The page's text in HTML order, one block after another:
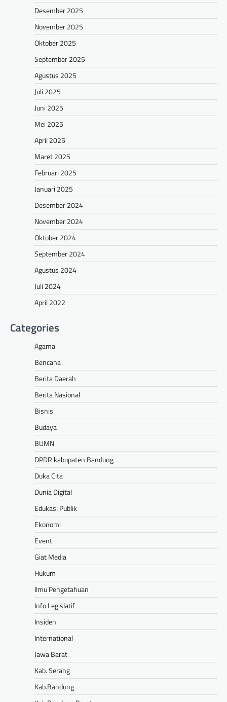
Desember 2025
November 2025
Oktober 2025
September 2025
Agustus 2025
Juli 2025
Juni 2025
Mei 2025
April 2025
Maret 2025
Februari 2025
Januari 2025
Desember 2024
November 2024
Oktober 2024
September 2024
Agustus 2024
Juli 2024
April 2022
Categories
Agama
Bencana
Berita Daerah
Berita Nasional
Bisnis
Budaya
BUMN
DPDR kabupaten Bandung
Duka Cita
Dunia Digital
Edukasi Publik
Ekonomi
Event
Giat Media
Hukum
Ilmu Pengetahuan
Info Legislatif
Insiden
International
Jawa Barat
Kab. Serang
Kab.Bandung